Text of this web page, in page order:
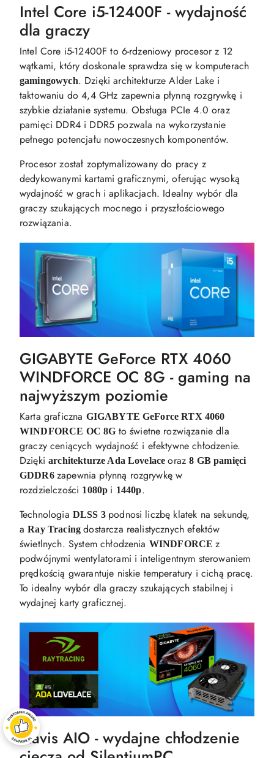
Intel Core i5-12400F - wydajność
dla graczy
Intel Core i5-12400F to 6-rdzeniowy procesor z 12
wątkami, który doskonale sprawdza się w komputerach
gamingowych. Dzięki architekturze Alder Lake i
taktowaniu do 4,4 GHz zapewnia płynną rozgrywkę i
szybkie działanie systemu. Obsługa PCIe 4.0 oraz
pamięci DDR4 i DDR5 pozwala na wykorzystanie
pełnego potencjału nowoczesnych komponentów.
Procesor został zoptymalizowany do pracy z
dedykowanymi kartami graficznymi, oferując wysoką
wydajność w grach i aplikacjach. Idealny wybór dla
graczy szukających mocnego i przyszłościowego
rozwiązania.
GIGABYTE GeForce RTX 4060
WINDFORCE OC 8G - gaming na
najwyższym poziomie
Karta graficzna GIGABYTE GeForce RTX 4060
WINDFORCE OC 8G to świetne rozwiązanie dla
graczy ceniących wydajność i efektywne chłodzenie.
Dziękiarchitekturze Ada Lovelaceoraz8 GB pamięci
GDDR6 zapewnia płynną rozgrywkę w
rozdzielczości 1080p i 1440p.
Technologia DLSS 3 podnosi liczbę klatek na sekundę,
aRay Tracingdostarcza realistycznych efektów
świetlnych. System chłodzenia WINDFORCEz
podwójnymi wentylatorami i inteligentnym sterowaniem
prędkością gwarantuje niskie temperatury i cichą pracę.
To idealny wybór dla graczy szukających stabilnej i
wydajnej karty graficznej.
Navis AIO - wydajne chłodzenie